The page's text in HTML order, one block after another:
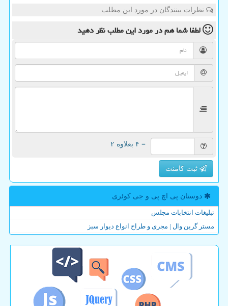
نظرات بینندگان در مورد این مطلب
لطفا شما همدر مورد این مطلبنظر دهید
= ۴ بعلاوه ۲
ثبت کامنت
دوستان پی اچ پی و جی كوئری
تبلیغات انتخابات مجلس
مستر گرین وال | مجری و طراح انواع دیوار سبز